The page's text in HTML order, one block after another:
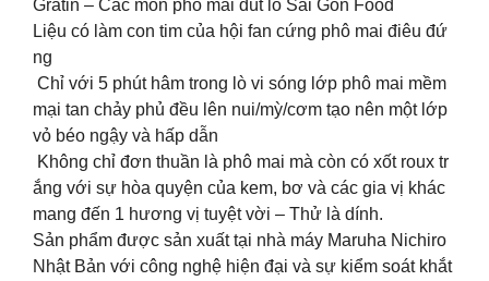
Gratin – Các món phô mai đút lò Sài Gòn Food
Liệu có làm con tim của hội fan cứng phô mai điêu đứ
ng
️ Chỉ với 5 phút hâm trong lò vi sóng lớp phô mai mềm
mại tan chảy phủ đều lên nui/mỳ/cơm tạo nên một lớp
vỏ béo ngậy và hấp dẫn
Không chỉ đơn thuần là phô mai mà còn có xốt roux tr
ắng với sự hòa quyện của kem, bơ và các gia vị khác
mang đến 1 hương vị tuyệt vời – Thử là dính.
Sản phẩm được sản xuất tại nhà máy Maruha Nichiro
Nhật Bản với công nghệ hiện đại và sự kiểm soát khắt